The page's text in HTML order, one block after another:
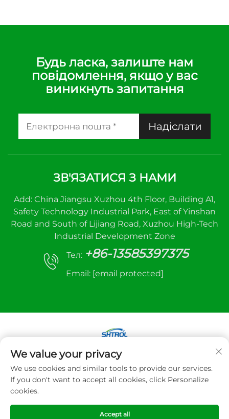
Будь ласка, залиште нам
повідомлення, якщо у вас
виникнуть запитання
Надіслати
ЗВ'ЯЗАТИСЯ З НАМИ
Add: China Jiangsu Xuzhou 4th Floor, Building A1,
Safety Technology Industrial Park, East of Yinshan
Road and South of Lijiang Road, Xuzhou High-Tech
Industrial Development Zone
Тел: +86-13585397375
Email: [email protected]
Авторське право © 2025 Xuzhou sanhe
automatic control equipment Co., LTD. Всі права
захищено
We value your privacy
We use cookies and similar tools to provide our services.
If you don't want to accept all cookies, click Personalize
cookies.
Accept all